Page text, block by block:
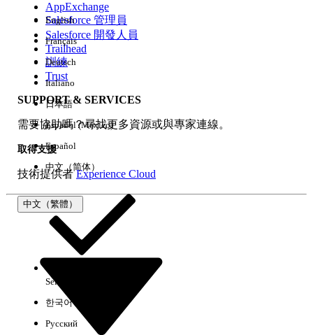
經驗
AppExchange
Salesforce 管理員
Salesforce 開發人員
Trailhead
訓練
Trust
SUPPORT & SERVICES
需要協助嗎？尋找更多資源或與專家連線。
取得支援
技術提供者Experience Cloud
中文（繁體）
English
Français
Deutsch
Italiano
日本語
Español (México)
Español
中文（简体）
Select Org
한국어
Русский